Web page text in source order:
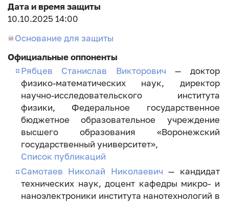
Дата и время защиты
10.10.2025 14:00
Основание для защиты
Официальные оппоненты
Рябцев Станислав Викторович— доктор
физико-математических наук, директор
научно-исследовательского института
физики, Федеральное государственное
бюджетное образовательное учреждение
высшего образования «Воронежский
государственный университет»,
Список публикаций
Самотаев Николай Николаевич— кандидат
технических наук, доцент кафедры микро- и
наноэлектроники института нанотехнологий в